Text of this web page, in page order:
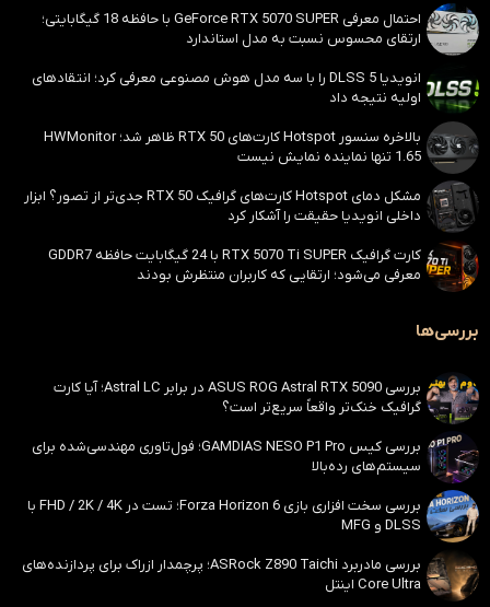
احتمال معرفی GeForce RTX 5070 SUPER با حافظه 18 گیگابایتی؛
ارتقای محسوس نسبت به مدل استاندارد
انویدیا DLSS 5 را با سه مدل هوش مصنوعی معرفی کرد؛ انتقادهای
اولیه نتیجه داد
بالاخره سنسور Hotspot کارت‌های RTX 50 ظاهر شد؛ HWMonitor
1.65 تنها نماینده نمایش نیست
مشکل دمای Hotspot کارت‌های گرافیک RTX 50 جدی‌تر از تصور؟ ابزار
داخلی انویدیا حقیقت را آشکار کرد
کارت گرافیک RTX 5070 Ti SUPER با 24 گیگابایت حافظه GDDR7
معرفی می‌شود؛ ارتقایی که کاربران منتظرش بودند
بررسی‌ها
بررسی ASUS ROG Astral RTX 5090 در برابر Astral LC؛ آیا کارت
گرافیک خنک‌تر واقعاً سریع‌تر است؟
بررسی کیس GAMDIAS NESO P1 Pro؛ فول‌تاوری مهندسی‌شده برای
سیستم‌های رده‌بالا
بررسی سخت افزاری بازی Forza Horizon 6؛ تست در FHD / 2K / 4K با
DLSS و MFG
بررسی مادربرد ASRock Z890 Taichi؛ پرچمدار ازراک برای پردازنده‌های
Core Ultra اینتل